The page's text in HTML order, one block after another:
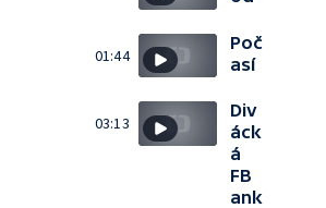
01:44
Poč
así
03:13
Div
áck
á
FB
ank